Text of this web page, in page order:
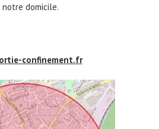
domicile.
confinement.fr